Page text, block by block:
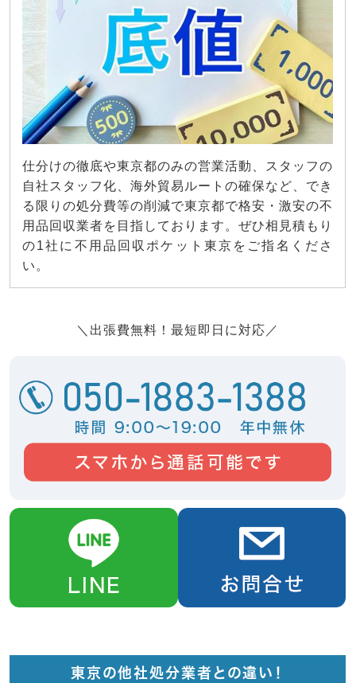
仕分けの徹底や東京都のみの営業活動、スタッフの
自社スタッフ化、海外貿易ルートの確保など、でき
る限りの処分費等の削減で東京都で格安・激安の不
用品回収業者を目指しております。ぜひ相見積もり
の1社に不用品回収ポケット東京をご指名くださ
い。
＼出張費無料！最短即日に対応／
東京の他社処分業者との違い！